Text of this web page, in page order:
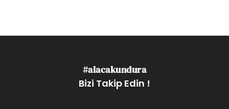
#alacakundura
Bizi Takip Edin !